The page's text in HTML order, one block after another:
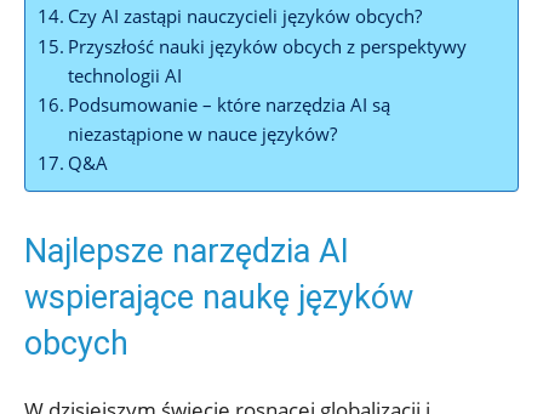
Czy AI zastąpi nauczycieli języków obcych?
Przyszłość nauki​ języków obcych z perspektywy
⁤technologii AI
Podsumowanie – które narzędzia AI⁣ są
⁢niezastąpione‌ w nauce języków?
Q&A
Najlepsze‌ narzędzia AI
wspierające naukę języków
‍obcych